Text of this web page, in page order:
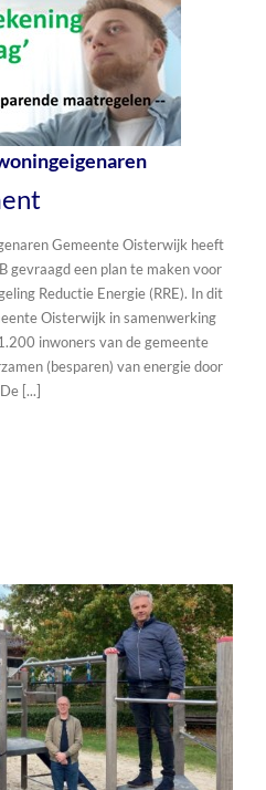
Gemeente Oisterwijk heeft
gevraagd een plan te maken voor
Reductie Energie (RRE). In dit
Oisterwijk in samenwerking
inwoners van de gemeente
(besparen) van energie door
[...]